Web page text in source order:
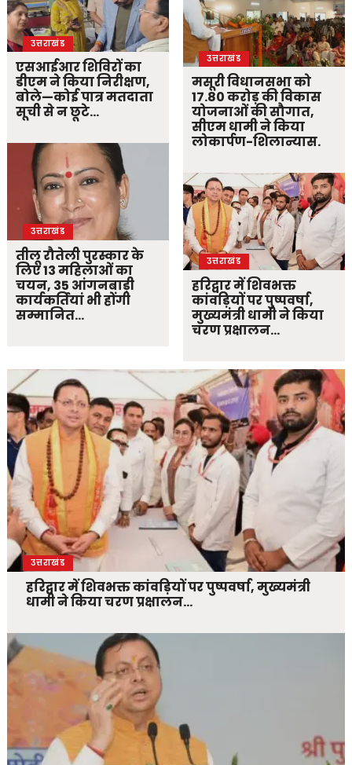
उत्तराखंड
एसआईआर शिविरों का
डीएम ने किया निरीक्षण,
बोले—कोई पात्र मतदाता
सूची से न छूटे…
उत्तराखंड
तीलू रौतेली पुरस्कार के
लिए 13 महिलाओं का
चयन, 35 आंगनबाड़ी
कार्यकर्तियां भी होंगी
सम्मानित…
उत्तराखंड
मसूरी विधानसभा को
17.80 करोड़ की विकास
योजनाओं की सौगात,
सीएम धामी ने किया
लोकार्पण-शिलान्यास.
उत्तराखंड
हरिद्वार में शिवभक्त
कांवड़ियों पर पुष्पवर्षा,
मुख्यमंत्री धामी ने किया
चरण प्रक्षालन…
उत्तराखंड
हरिद्वार में शिवभक्त कांवड़ियों पर पुष्पवर्षा, मुख्यमंत्री
धामी ने किया चरण प्रक्षालन…